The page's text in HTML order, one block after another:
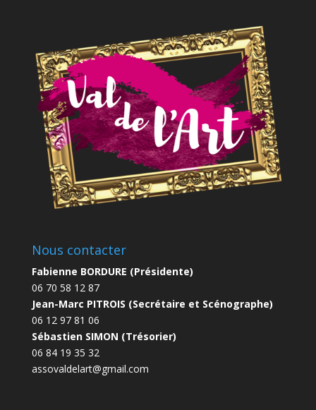
Nous contacter
Fabienne BORDURE (Présidente)
06 70 58 12 87
Jean-Marc PITROIS (Secrétaire et Scénographe)
06 12 97 81 06
Sébastien SIMON (Trésorier)
06 84 19 35 32
assovaldelart@gmail.com